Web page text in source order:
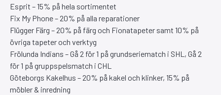
Esprit – 15% på hela sortimentet
Fix My Phone – 20% på alla reparationer
Flügger Färg – 20% på färg och Fionatapeter samt 10% på
övriga tapeter och verktyg
Frölunda Indians – Gå 2 för 1 på grundseriematch i SHL, Gå 2
för 1 på gruppspelsmatch i CHL
Göteborgs Kakelhus – 20% på kakel och klinker, 15% på
möbler & inredning